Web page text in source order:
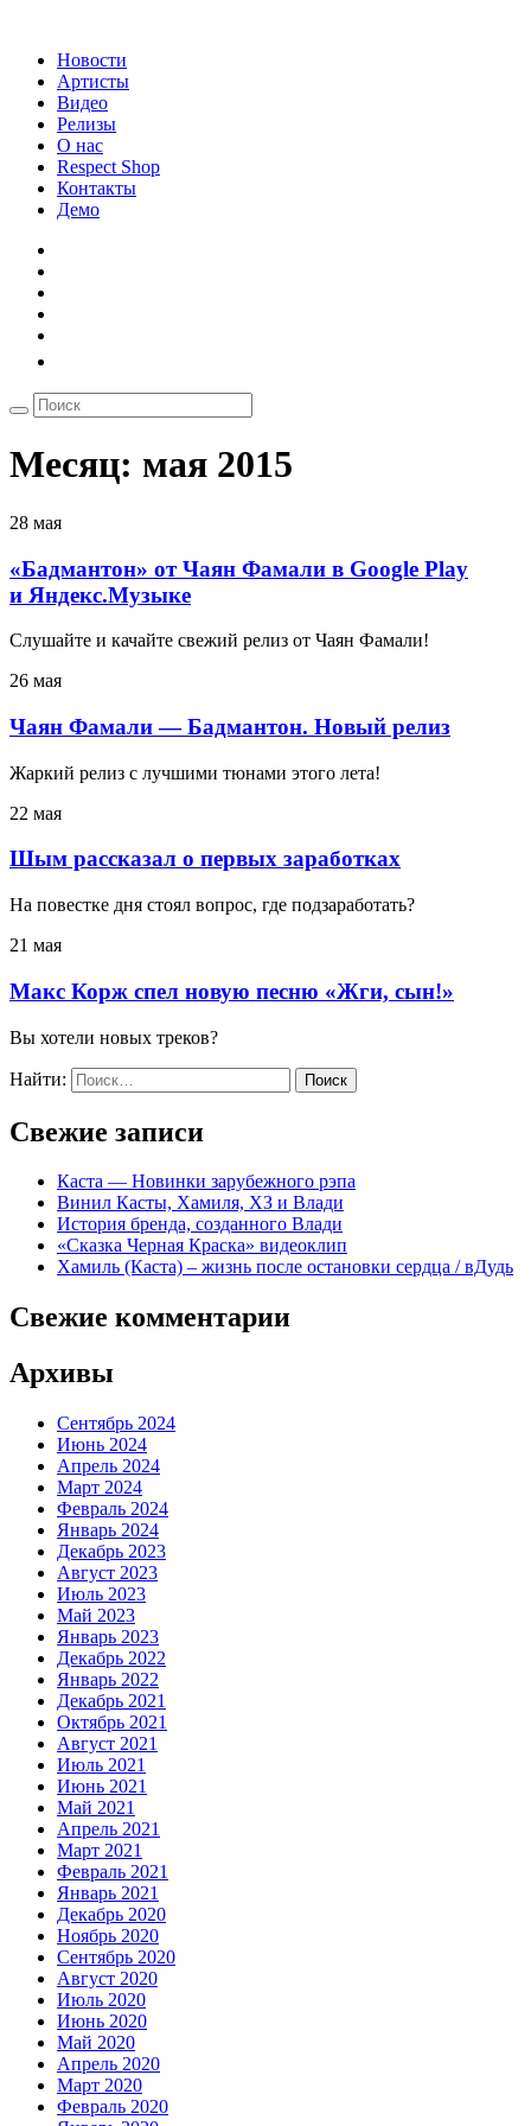
Новости
Артисты
Видео
Релизы
О нас
Respect Shop
Контакты
Демо
Месяц: мая 2015
28 мая
«Бадмантон» от Чаян Фамали в Google Play
и Яндекс.Музыке
Слушайте и качайте свежий релиз от Чаян Фамали!
26 мая
Чаян Фамали — Бадмантон. Новый релиз
Жаркий релиз с лучшими тюнами этого лета!
22 мая
Шым рассказал о первых заработках
На повестке дня стоял вопрос, где подзаработать?
21 мая
Макс Корж спел новую песню «Жги, сын!»
Вы хотели новых треков?
Найти:
Свежие записи
Каста — Новинки зарубежного рэпа
Винил Касты, Хамиля, ХЗ и Влади
История бренда, созданного Влади
«Сказка Черная Краска» видеоклип
Хамиль (Каста) – жизнь после остановки сердца / вДудь
Свежие комментарии
Архивы
Сентябрь 2024
Июнь 2024
Апрель 2024
Март 2024
Февраль 2024
Январь 2024
Декабрь 2023
Август 2023
Июль 2023
Май 2023
Январь 2023
Декабрь 2022
Январь 2022
Декабрь 2021
Октябрь 2021
Август 2021
Июль 2021
Июнь 2021
Май 2021
Апрель 2021
Март 2021
Февраль 2021
Январь 2021
Декабрь 2020
Ноябрь 2020
Сентябрь 2020
Август 2020
Июль 2020
Июнь 2020
Май 2020
Апрель 2020
Март 2020
Февраль 2020